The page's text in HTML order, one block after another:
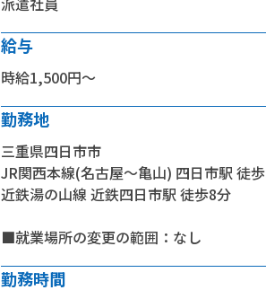
給与
時給1,500円～
勤務地
三重県四日市市
JR関西本線(名古屋～亀山) 四日市駅 徒
近鉄湯の山線 近鉄四日市駅 徒歩8分
■就業場所の変更の範囲：なし
勤務時間